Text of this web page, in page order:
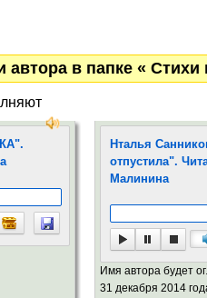
автора в папке « Стихи
Нталья
отпустила".
Малинина
Имя автора будет
31 декабря 2014